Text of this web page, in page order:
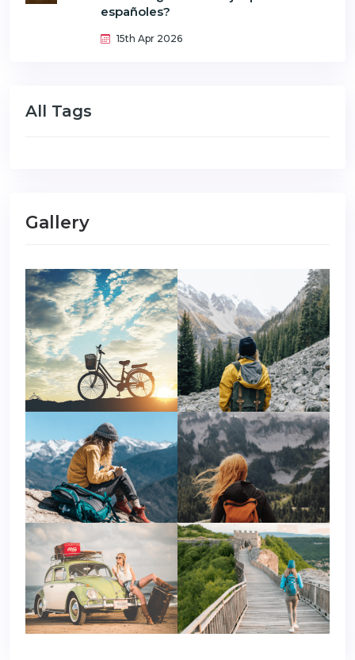
españoles?
15th Apr 2026
All Tags
Gallery